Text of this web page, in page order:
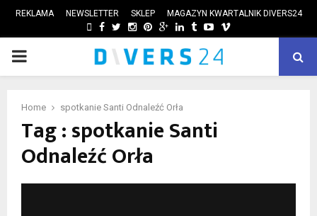
REKLAMA NEWSLETTER SKLEP MAGAZYN KWARTALNIK DIVERS24
FACEBOOK
TWITTER
INSTAGRAM
PINTEREST
GOOGLE
LINKEDIN
TUMBLRYOUTUBE
VIMEO
PRIMARY
Home spotkanie Santi Odnaleźć Orła
Tag : spotkanie Santi
Odnaleźć Orła